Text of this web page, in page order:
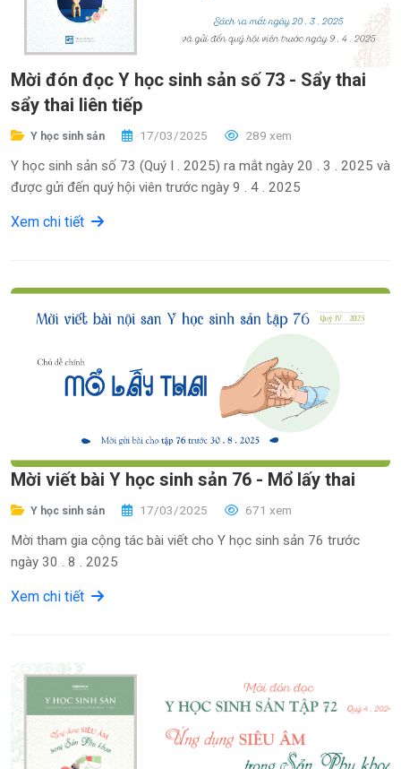
Mời đón đọc Y học sinh sản số 73 - Sẩy thai
sẩy thai liên tiếp
Y học sinh sản 17/03/2025 289 xem
Y học sinh sản số 73 (Quý I . 2025) ra mắt ngày 20 . 3 . 2025 và
được gửi đến quý hội viên trước ngày 9 . 4 . 2025
Xem chi tiết
Mời viết bài Y học sinh sản 76 - Mổ lấy thai
Y học sinh sản 17/03/2025 671 xem
Mời tham gia cộng tác bài viết cho Y học sinh sản 76 trước
ngày 30 . 8 . 2025
Xem chi tiết